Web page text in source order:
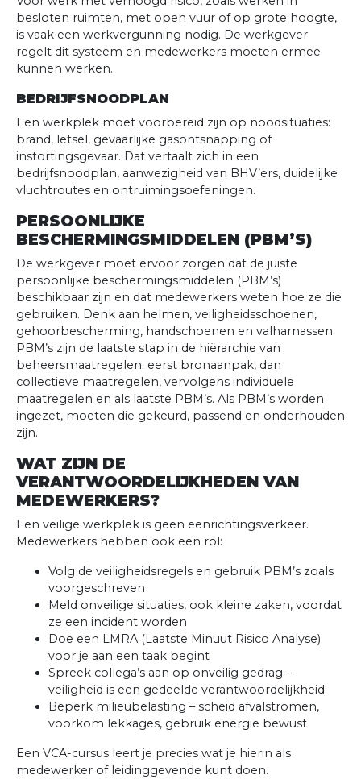
besloten ruimten, met open vuur of op grote hoogte,
is vaak een werkvergunning nodig. De werkgever
regelt dit systeem en medewerkers moeten ermee
kunnen werken.
BEDRIJFSNOODPLAN
Een werkplek moet voorbereid zijn op noodsituaties:
brand, letsel, gevaarlijke gasontsnapping of
instortingsgevaar. Dat vertaalt zich in een
bedrijfsnoodplan, aanwezigheid van BHV’ers, duidelijke
vluchtroutes en ontruimingsoefeningen.
PERSOONLIJKE
BESCHERMINGSMIDDELEN (PBM’S)
De werkgever moet ervoor zorgen dat de juiste
persoonlijke beschermingsmiddelen (PBM’s)
beschikbaar zijn en dat medewerkers weten hoe ze die
gebruiken. Denk aan helmen, veiligheidsschoenen,
gehoorbescherming, handschoenen en valharnassen.
PBM’s zijn de laatste stap in de hiërarchie van
beheersmaatregelen: eerst bronaanpak, dan
collectieve maatregelen, vervolgens individuele
maatregelen en als laatste PBM’s. Als PBM’s worden
ingezet, moeten die gekeurd, passend en onderhouden
zijn.
WAT ZIJN DE
VERANTWOORDELIJKHEDEN VAN
MEDEWERKERS?
Een veilige werkplek is geen eenrichtingsverkeer.
Medewerkers hebben ook een rol:
Volg de veiligheidsregels en gebruik PBM’s zoals
voorgeschreven
Meld onveilige situaties, ook kleine zaken, voordat
ze een incident worden
Doe een LMRA (Laatste Minuut Risico Analyse)
voor je aan een taak begint
Spreek collega’s aan op onveilig gedrag –
veiligheid is een gedeelde verantwoordelijkheid
Beperk milieubelasting – scheid afvalstromen,
voorkom lekkages, gebruik energie bewust
Een VCA-cursus leert je precies wat je hierin als
medewerker of leidinggevende kunt doen.